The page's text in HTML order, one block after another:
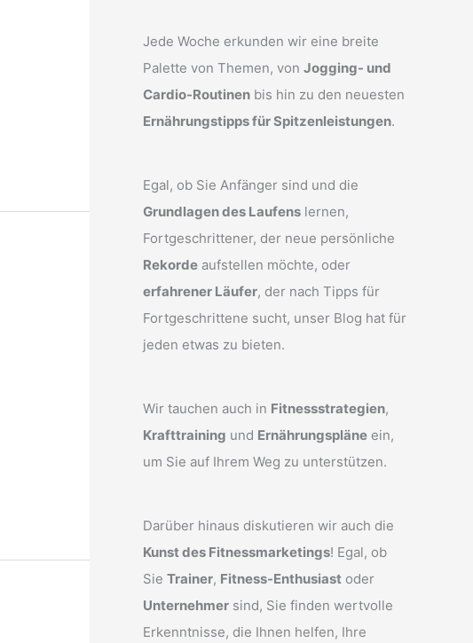
Jede Woche erkunden wir eine breite
Palette von Themen, von Jogging- und
Cardio-Routinen bis hin zu den neuesten
Ernährungstipps für Spitzenleistungen.
Egal, ob Sie Anfänger sind und die
Grundlagen des Laufens lernen,
Fortgeschrittener, der neue persönliche
Rekorde aufstellen möchte, oder
erfahrener Läufer, der nach Tipps für
Fortgeschrittene sucht, unser Blog hat für
jeden etwas zu bieten.
Wir tauchen auch in Fitnessstrategien,
Krafttraining und Ernährungspläne ein,
um Sie auf Ihrem Weg zu unterstützen.
Darüber hinaus diskutieren wir auch die
Kunst des Fitnessmarketings! Egal, ob
Sie Trainer, Fitness-Enthusiast oder
Unternehmer sind, Sie finden wertvolle
Erkenntnisse, die Ihnen helfen, Ihre